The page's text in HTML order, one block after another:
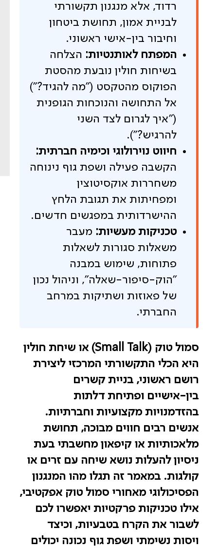
רדוד, אלא מנגנון תקשורתי
לבניית אמון, תחושת ביטחון
וחיבור בין-אישי ראשוני.
המפתח לאותנטיות: הצלחה
בשיחות חולין נובעת מהסטת
הפוקוס מהטקסט ("מה להגיד?")
אל התחושה והנוכחות הגופנית
("איך לגרום לצד השני
להרגיש?").
חיווט נוירולוגי וכימיה חברתית:
הקשבה פעילה ושפת גוף נינוחה
משחררות אוקסיטוצין
ומפחיתות את תגובת הלחץ
ההישרדותית במפגשים חדשים.
טכניקות מעשיות: מעבר
משאלות סגורות לשאלות
פתוחות, שימוש במבנה
"הוק-סיפור-שאלה", וניהול נכון
של פאוזות ושתיקות במרחב
החברתי.
סמול טוק (Small Talk) או שיחת חולין
היא הכלי התקשורתי המרכזי ליצירת
רושם ראשוני, בניית קשרים
בין-אישיים ופתיחת דלתות
בהזדמנויות מקצועיות וחברתיות.
אנשים רבים חווים מבוכה, תחושת
מלאכותיות או קיפאון מחשבתי בעת
ניסיון להעלות נושא שיחה עם זרים או
קולגות. במאמר זה תגלו מהו המנגנון
הפסיכולוגי מאחורי סמול טוק אפקטיבי,
אילו טכניקות פרקטיות יאפשרו לכם
לשבור את הקרח בטבעיות, וכיצד
ויסות נשימתי ושפת גוף נכונה יכולים